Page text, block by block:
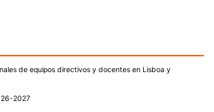
de equipos directivos y docentes en Lisboa y
2027